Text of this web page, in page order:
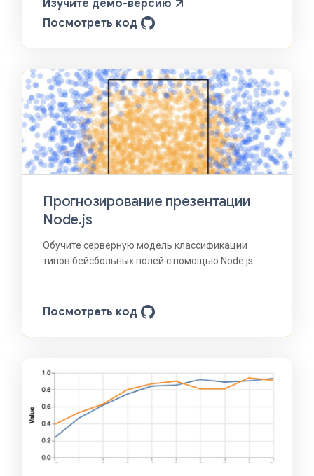
Изучите демо-версию
Посмотреть код
Прогнозирование презентации
Node.js
Обучите серверную модель классификации
типов бейсбольных полей с помощью Node.js.
Посмотреть код